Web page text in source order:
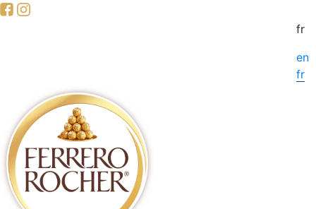
Skip
fr
en
fr